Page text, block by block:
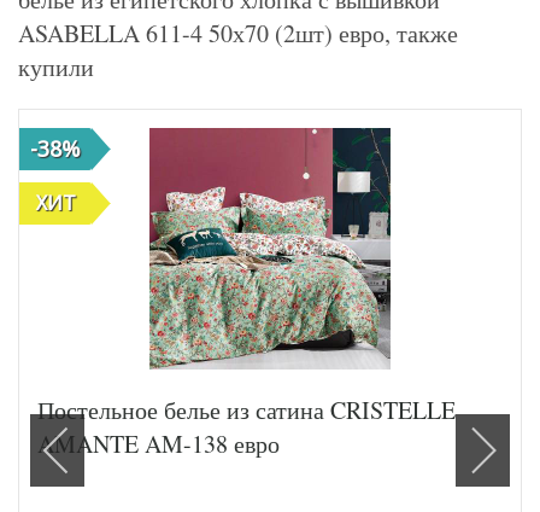
ASABELLA 611-4 50х70 (2шт) евро, также
купили
-38%
ХИТ
Постельное белье из сатина CRISTELLE
AMANTE AM-138 евро